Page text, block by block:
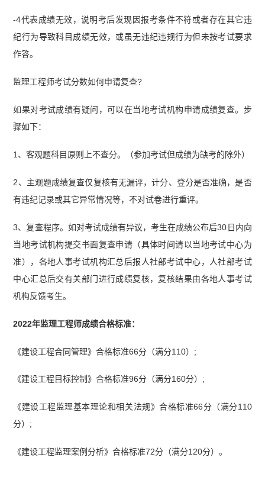
-4代表成绩无效，说明考后发现因报考条件不符或者存在其它违
纪行为导致科目成绩无效，或虽无违纪违规行为但未按考试要求
作答。
监理工程师考试分数如何申请复查?
如果对考试成绩有疑问，可以在当地考试机构申请成绩复查。步
骤如下：
1、客观题科目原则上不查分。（参加考试但成绩为缺考的除外）
2、主观题成绩复查仅复核有无漏评，计分、登分是否准确，是否
有违纪记录或其它异常情况等，不对试卷进行重评。
3、复查程序。如对考试成绩有异议，考生在成绩公布后30日内向
当地考试机构提交书面复查申请（具体时间请以当地考试中心为
准），各地人事考试机构汇总后报人社部考试中心，人社部考试
中心汇总后交有关部门进行成绩复核，复核结果由各地人事考试
机构反馈考生。
2022年监理工程师成绩合格标准：
《建设工程合同管理》合格标准66分（满分110）;
《建设工程目标控制》合格标准96分（满分160分）;
《建设工程监理基本理论和相关法规》合格标准66分（满分110
分）;
《建设工程监理案例分析》合格标准72分（满分120分）。